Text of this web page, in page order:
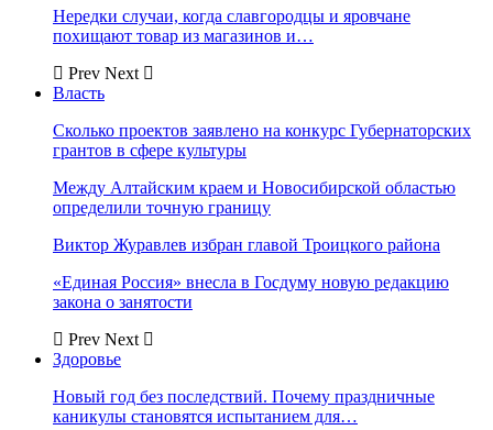
Нередки случаи, когда славгородцы и яровчане
похищают товар из магазинов и…
Prev Next
Власть
Сколько проектов заявлено на конкурс Губернаторских
грантов в сфере культуры
Между Алтайским краем и Новосибирской областью
определили точную границу
Виктор Журавлев избран главой Троицкого района
«Единая Россия» внесла в Госдуму новую редакцию
закона о занятости
Prev Next
Здоровье
Новый год без последствий. Почему праздничные
каникулы становятся испытанием для…